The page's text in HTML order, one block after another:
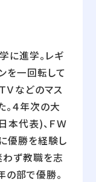
に進学。レギ
を一回転して
Ｖなどのマス
４年次の大
本代表)、ＦＷ
優勝を経験し
わず教職を志
部で優勝。